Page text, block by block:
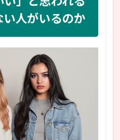
い人がいるのか